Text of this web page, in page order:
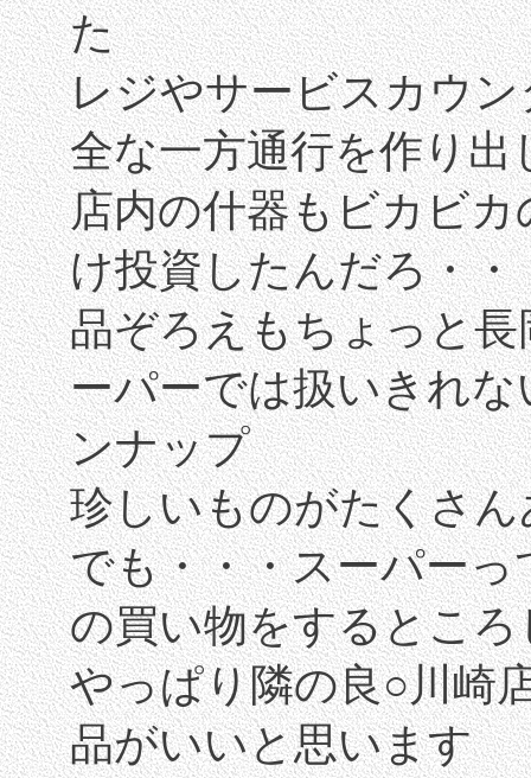
た
レジやサービスカウ
全な一方通行を作り出
店内の什器もビカビ
け投資したんだろ・・
品ぞろえもちょっと
ーパーでは扱いきれ
ンナップ
珍しいものがたくさ
でも・・・スーパー
の買い物をするとこ
やっぱり隣の良○川崎
品がいいと思います